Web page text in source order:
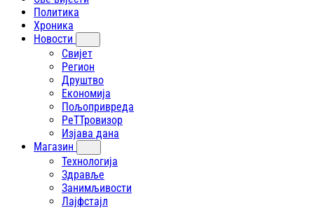
Политика
Хроника
Новости
Свијет
Регион
Друштво
Економија
Пољопривреда
РеТТровизор
Изјава дана
Магазин
Технологија
Здравље
Занимљивости
Лајфстajл